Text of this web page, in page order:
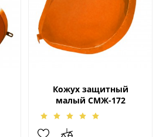
Кожух защитный
малый СМЖ-172